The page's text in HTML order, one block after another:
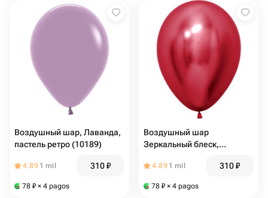
Воздушный шар, Лаванда,
пастель ретро (10189)
4.89 1 mil 310₽
78 ₽ × 4 pagos
Воздушный шар
Зеркальный блеск,
4.89 1 mil 310₽
78 ₽ × 4 pagos